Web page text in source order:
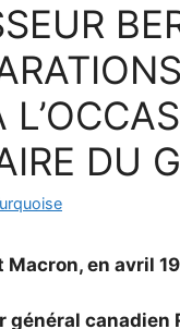
DU
en avril
général canadien